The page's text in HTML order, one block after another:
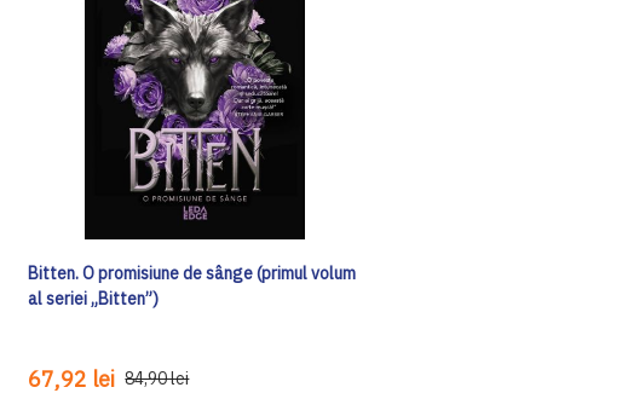
Bitten. O promisiune de sânge (primul volum
al seriei „Bitten”)
67,92 lei 84,90 lei